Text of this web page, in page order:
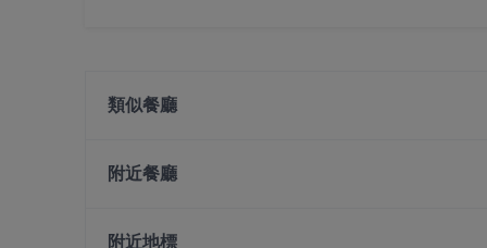
類似餐廳
Griglia Open Fire Italian Kitchen
附近餐廳
WA Kappou
附近地標